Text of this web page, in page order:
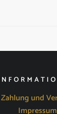
Zahlung und
Impressum